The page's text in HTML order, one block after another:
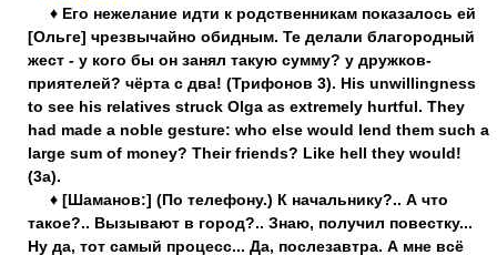
♦ Его нежелание идти к родственникам показалось ей
[Ольге] чрезвычайно обидным. Те делали благородный
жест - у кого бы он занял такую сумму? у дружков-
приятелей? чёрта с два! (Трифонов 3). His unwillingness
to see his relatives struck Olga as extremely hurtful. They
had made a noble gesture: who else would lend them such a
large sum of money? Their friends? Like hell they would!
(3a).
♦ [Шаманов:] (По телефону.) К начальнику?.. А что
такое?.. Вызывают в город?.. Знаю, получил повестку...
Ну да, тот самый процесс... Да, послезавтра. А мне всё